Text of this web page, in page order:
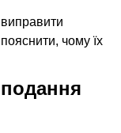
чому їх